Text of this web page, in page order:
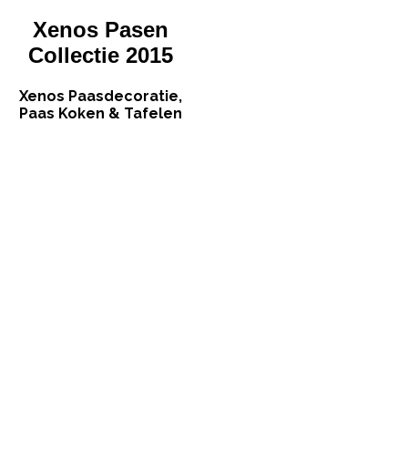
Xenos Pasen
Collectie 2015
Xenos Paasdecoratie,
Paas Koken & Tafelen